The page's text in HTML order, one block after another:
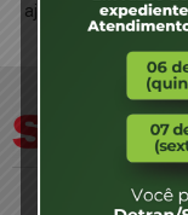
ajustadas como é